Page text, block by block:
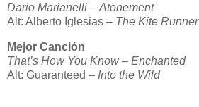
Dario Marianelli – Atonement
Alt: Alberto Iglesias – The Kite Runner
Mejor Canción
That’s How You Know – Enchanted
Alt: Guaranteed – Into the Wild